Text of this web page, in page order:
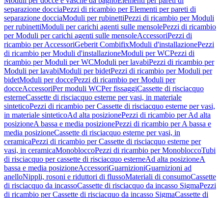
separazione docciaPezzi di ricambio per Elementi per pareti di
separazione docciaModuli per rubinettiPezzi di ricambio per Moduli
per rubinettiModuli per carichi agenti sulle mensolePezzi di ricambio
per Moduli per carichi agenti sulle mensoleAccessoriPezzi di
ricambio per AccessoriGeberit CombifixModuli d'installazionePezzi
di ricambio per Moduli d'installazioneModuli per WCPezzi di
ricambio per Moduli per WCModuli per lavabiPezzi di ricambio per
Moduli per lavabiModuli per bidetPezzi di ricambio per Moduli per
bidetModuli per doccePezzi di ricambio per Moduli per
docceAccessoriPer moduli WCPer fissaggiCassette di risciacquo
esterneCassette di risciacquo esterne per vasi, in materiale
sinteticoPezzi di ricambio per Cassette di risciacquo esterne per vasi,
in materiale sinteticoAd alta posizionePezzi di ricambio per Ad alta
posizioneA bassa e media posizionePezzi di ricambio per A bassa e
media posizioneCassette di risciacquo esterne per vasi, in
ceramicaPezzi di ricambio per Cassette di risciacquo esterne per
vasi, in ceramicaMonobloccoPezzi di ricambio per MonobloccoTubi
di risciacquo per cassette di risciacquo esterneAd alta posizioneA
bassa e media posizioneAccessoriGuarnizioniGuarnizioni ad
anelloNippli, rosoni e riduttori di flussoMateriali di consumoCassette
di risciacquo da incassoCassette di risciacquo da incasso SigmaPezzi
di ricambio per Cassette di risciacquo da incasso SigmaCassette di